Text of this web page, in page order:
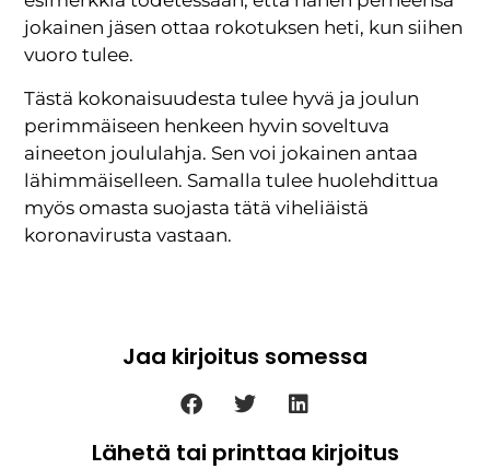
jokainen jäsen ottaa rokotuksen heti, kun siihen
vuoro tulee.
Tästä kokonaisuudesta tulee hyvä ja joulun
perimmäiseen henkeen hyvin soveltuva
aineeton joululahja. Sen voi jokainen antaa
lähimmäiselleen. Samalla tulee huolehdittua
myös omasta suojasta tätä viheliäistä
koronavirusta vastaan.
Jaa kirjoitus somessa
Lähetä tai printtaa kirjoitus